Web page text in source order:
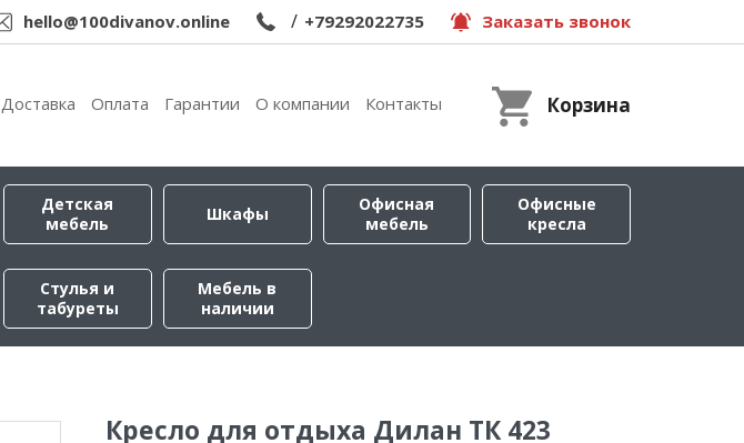
hello@100divanov.online / +79292022735 Заказать звонок
Доставка Оплата Гарантии О компании Контакты Корзина
Детская
мебель
Шкафы
Офисная
мебель
Офисные
кресла
Стулья и
табуреты
Мебель в
наличии
Кресло для отдыха Дилан ТК 423